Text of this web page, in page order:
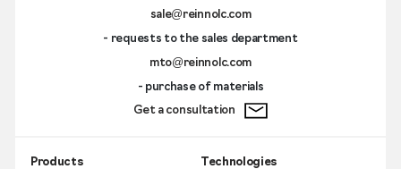
sale@reinnolc.com
- requests to the sales department
mto@reinnolc.com
- purchase of materials
Get a consultation
Products Technologies